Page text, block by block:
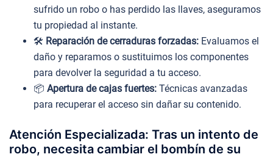
sufrido un robo o has perdido las llaves, aseguramos
tu propiedad al instante.
🛠️ Reparación de cerraduras forzadas: Evaluamos el
daño y reparamos o sustituimos los componentes
para devolver la seguridad a tu acceso.
📦 Apertura de cajas fuertes: Técnicas avanzadas
para recuperar el acceso sin dañar su contenido.
Atención Especializada: Tras un intento de
robo, necesita cambiar el bombín de su